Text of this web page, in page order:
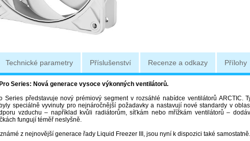
Technické parametry Příslušenství Recenze a odkazy Přílohy
Series: Nová generace vysoce výkonných ventilátorů.
Series představuje nový prémiový segment v rozsáhlé nabídce ventilátorů ARCTIC.
speciálně vyvinuty pro nejnáročnější požadavky a nastavují nové standardy v
vzduchu – například kvůli radiátorům, síťkám nebo mřížkám ventilátorů –
fungují téměř neslyšně.
z nejnovější generace řady Liquid Freezer III, jsou nyní k dispozici také samostatně.